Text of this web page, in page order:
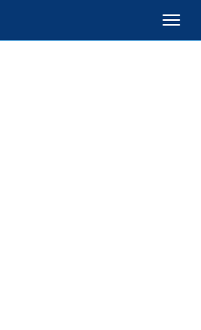
Toggle